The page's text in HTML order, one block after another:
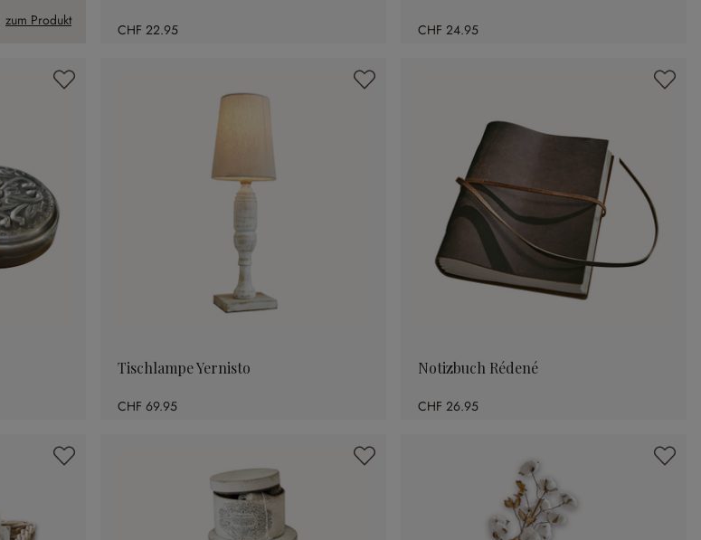
zum Produkt
CHF 22.95 CHF 24.95
Tischlampe Yernisto
CHF 69.95
Notizbuch Rédené
CHF 26.95